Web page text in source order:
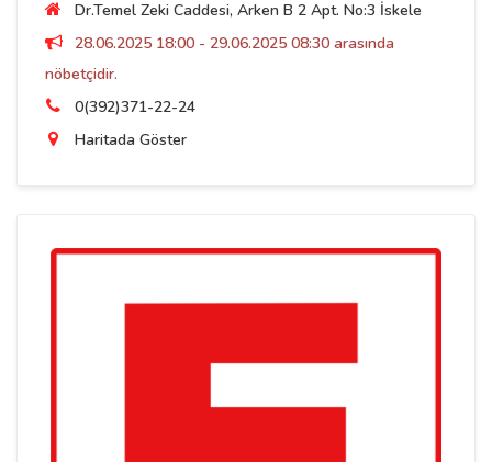
Dr.Temel Zeki Caddesi, Arken B 2 Apt. No:3 İskele
28.06.2025 18:00 - 29.06.2025 08:30 arasında
nöbetçidir.
0(392)371-22-24
Haritada Göster